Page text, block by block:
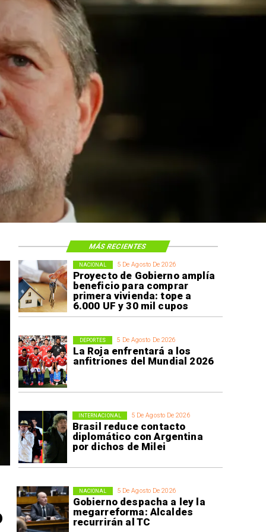
Teniente
5 De Agosto De 2026
Proyecto de Gobierno amplía
beneficio para comprar
primera vivienda: tope a
6.000 UF y 30 mil cupos
NACIONAL
5 De Agosto De 2026
La Roja enfrentará a los
anfitriones del Mundial 2026
DEPORTES
5 De Agosto De 2026
Brasil reduce contacto
diplomático con Argentina
por dichos de Milei
INTERNACIONAL
5 De Agosto De 2026
Gobierno despacha a ley la
megarreforma: Alcaldes
recurrirán al TC
NACIONAL
MÁS RECIENTES